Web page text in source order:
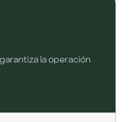
la operación